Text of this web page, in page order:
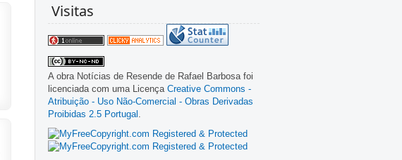
Visitas
A obra Notícias de Resende de Rafael Barbosa foi
licenciada com uma Licença Creative Commons -
Atribuição - Uso Não-Comercial - Obras Derivadas
Proibidas 2.5 Portugal